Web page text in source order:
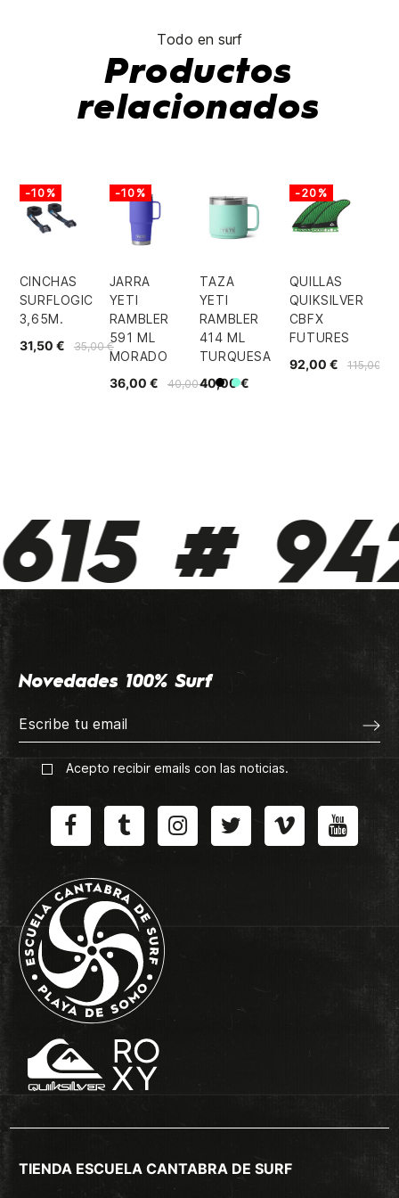
Todo en surf
Productos
relacionados
CINCHAS
SURFLOGIC
3,65M.
35,00 €
31,50 €
-10%
JARRA
YETI
RAMBLER
591 ML
MORADO
40,00 €
36,00 €
-10%
TAZA
YETI
RAMBLER
414 ML
TURQUESA
40,00 €
Negro
Mint
QUILLAS
QUIKSILVER
CBFX
FUTURES
115,00 €
92,00 €
-20%
#
Novedades 100% Surf
Acepto recibir emails con las noticias.
TIENDA ESCUELA CANTABRA DE SURF